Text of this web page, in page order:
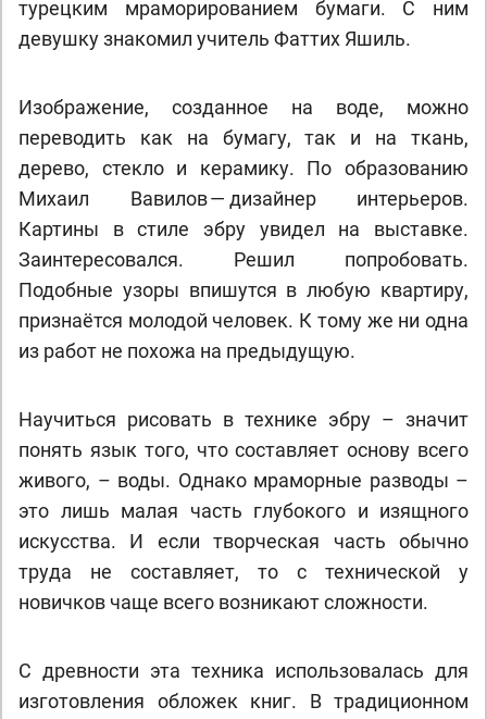
турецким мраморированием бумаги. С ним
девушку знакомил учитель Фаттих Яшиль.
Изображение, созданное на воде, можно
переводить как на бумагу, так и на ткань,
дерево, стекло и керамику. По образованию
Михаил Вавилов — дизайнер интерьеров.
Картины в стиле эбру увидел на выставке.
Заинтересовался. Решил попробовать.
Подобные узоры впишутся в любую квартиру,
признаётся молодой человек. К тому же ни одна
из работ не похожа на предыдущую.
Научиться рисовать в технике эбру – значит
понять язык того, что составляет основу всего
живого, – воды. Однако мраморные разводы –
это лишь малая часть глубокого и изящного
искусства. И если творческая часть обычно
труда не составляет, то с технической у
новичков чаще всего возникают сложности.
С древности эта техника использовалась для
изготовления обложек книг. В традиционном